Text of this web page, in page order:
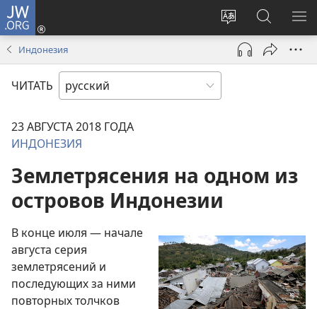
JW.ORG
Изменить
язык
сайта
Войти
(открывается
новом
окне)
Поиск
по
jw.org
Индонезия
ЧИТАТЬ
23 АВГУСТА 2018 ГОДА
ИНДОНЕЗИЯ
Землетрясения на одном из
островов Индонезии
В конце июля — начале
августа серия
землетрясений и
последующих за ними
повторных толчков